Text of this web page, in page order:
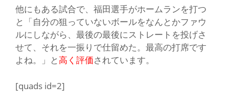
他にもある試合で、福田選手がホームランを打つ
と「自分の狙っていないボールをなんとかファウ
ルにしながら、最後の最後にストレートを投げさ
せて、それを一振りで仕留めた。最高の打席です
よね。」と高く評価されています。
[quads id=2]